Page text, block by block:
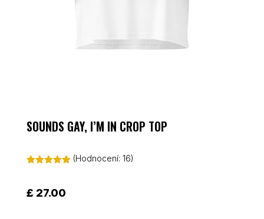
SOUNDS GAY, I’M IN CROP TOP
základě
hodnocení
(Hodnocení:16)
£ 27.00